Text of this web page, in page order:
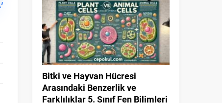
Bitki ve Hayvan Hücresi
Arasındaki Benzerlik ve
Farklılıklar 5. Sınıf Fen Bilimleri